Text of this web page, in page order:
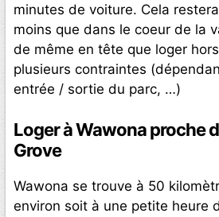
minutes de voiture. Cela
moins que dans le coeur de la
de même en tête que loger
plusieurs contraintes
entrée / sortie du parc, …)
Loger à Wawona proche
Grove
Wawona se trouve à 50
environ soit à une petite heure